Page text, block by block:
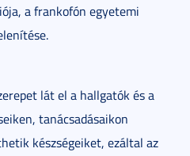
a frankofón egyetemi
lát el a hallgatók és a
tanácsadásaikon
készségeiket, ezáltal az